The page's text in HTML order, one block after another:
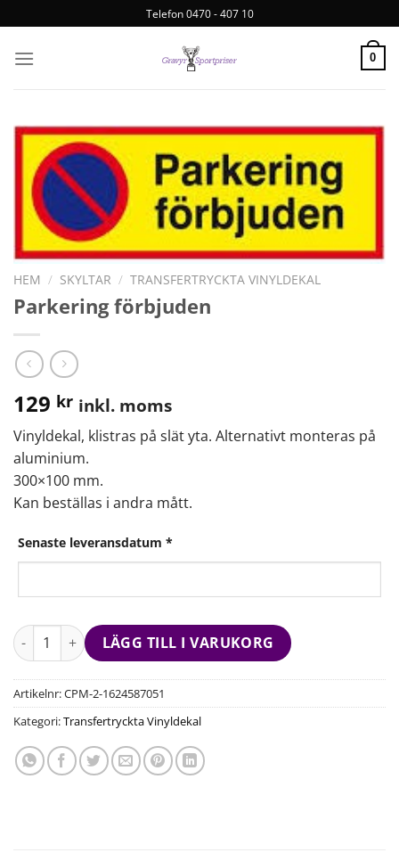
Telefon 0470 - 407 10
0
HEM / SKYLTAR / TRANSFERTRYCKTA VINYLDEKAL
Parkering förbjuden
129 kr inkl. moms
Vinyldekal, klistras på slät yta. Alternativt monteras på
aluminium.
300×100 mm.
Kan beställas i andra mått.
Senaste leveransdatum *
LÄGG TILL I VARUKORG
Artikelnr:CPM-2-1624587051
Kategori:Transfertryckta Vinyldekal